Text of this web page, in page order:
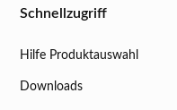
Schnellzugriff
Hilfe Produktauswahl
Downloads